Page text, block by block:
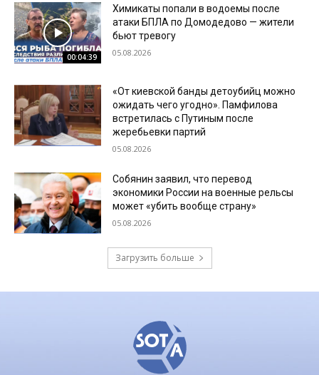
00:04:39
Химикаты попали в водоемы после
атаки БПЛА по Домодедово — жители
бьют тревогу
05.08.2026
«От киевской банды детоубийц можно
ожидать чего угодно». Памфилова
встретилась с Путиным после
жеребьевки партий
05.08.2026
Собянин заявил, что перевод
экономики России на военные рельсы
может «убить вообще страну»
05.08.2026
Загрузить больше